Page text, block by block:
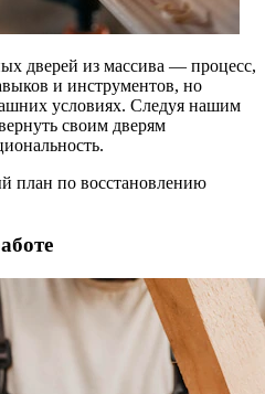
дверей из массива — процесс,
и инструментов, но
условиях. Следуя нашим
своим дверям
план по восстановлению